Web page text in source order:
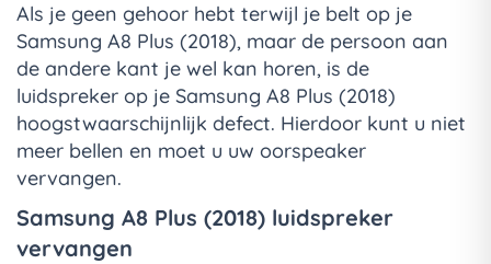
Als je geen gehoor hebt terwijl je belt op je
Samsung A8 Plus (2018), maar de persoon aan
de andere kant je wel kan horen, is de
luidspreker op je Samsung A8 Plus (2018)
hoogstwaarschijnlijk defect. Hierdoor kunt u niet
meer bellen en moet u uw oorspeaker
vervangen.
Samsung A8 Plus (2018) luidspreker
vervangen